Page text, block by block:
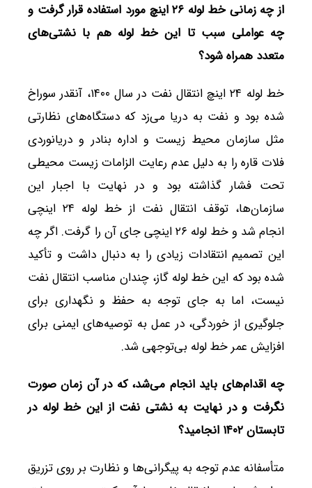
از چه زمانی خط لوله ۲۶ اینچ مورد استفاده قرار گرفت و
چه عواملی سبب تا این خط لوله هم با نشتی‌های
متعدد همراه شود؟
خط لوله ۲۴ اینچ انتقال نفت در سال ۱۴۰۰، آنقدر سوراخ
شده بود و نفت به دریا می‌زد که دستگاه‌های نظارتی
مثل سازمان محیط زیست و اداره بنادر و دریانوردی
فلات قاره را به دلیل عدم رعایت الزامات زیست محیطی
تحت فشار گذاشته بود و در نهایت با اجبار این
سازمان‌ها، توقف انتقال نفت از خط لوله ۲۴ اینچی
انجام شد و خط لوله ۲۶ اینچی جای آن را گرفت. اگر چه
این تصمیم انتقادات زیادی را به دنبال داشت و تأکید
شده بود که این خط لوله گاز، چندان مناسب انتقال نفت
نیست، اما به جای توجه به حفظ و نگهداری برای
جلوگیری از خوردگی، در عمل به توصیه‌های ایمنی برای
افزایش عمر خط لوله بی‌توجهی شد.
چه اقدام‌های باید انجام می‌شد، که در آن زمان صورت
نگرفت و در نهایت به نشتی نفت از این خط لوله در
تابستان ۱۴۰۲ انجامید؟
متأسفانه عدم توجه به پیگرانی‌ها و نظارت بر روی تزریق